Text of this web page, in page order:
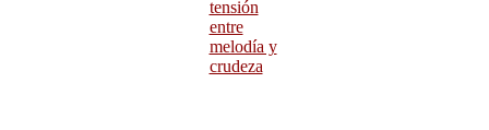
tensión
entre
melodía y
crudeza